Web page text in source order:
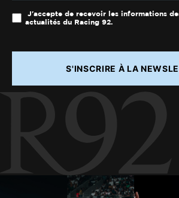
J'accepte de recevoir les informations
actualités du Racing 92.
S'INSCRIRE À LA